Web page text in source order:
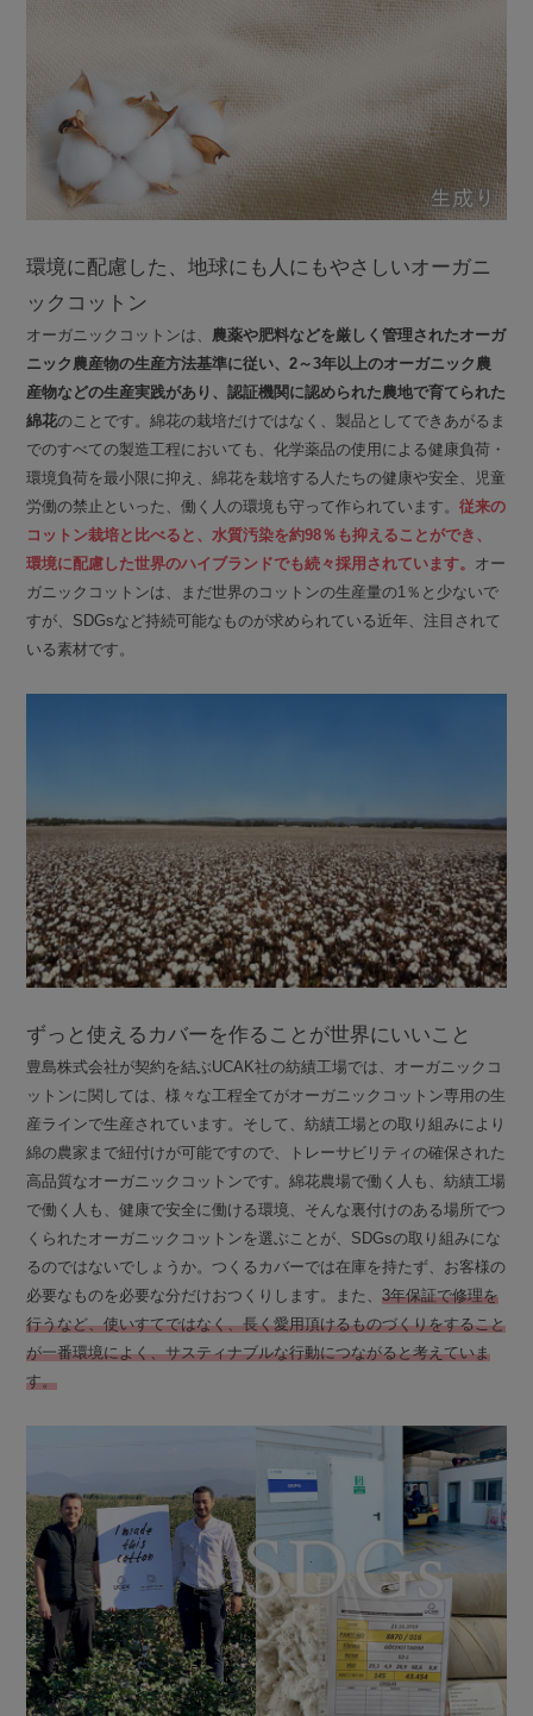
環境に配慮した、地球にも人にもやさしいオーガニ
ックコットン
オーガニックコットンは、 農薬や肥料などを厳しく管理されたオーガ
ニック農産物の生産方法基準に従い、2～3年以上のオーガニック農
産物などの生産実践があり、認証機関に認められた農地で育てられた
綿花のことです。綿花の栽培だけではなく、製品としてできあがるま
でのすべての製造工程においても、化学薬品の使用による健康負荷・
環境負荷を最小限に抑え、綿花を栽培する人たちの健康や安全、児童
労働の禁止といった、働く人の環境も守って作られています。従来の
コットン栽培と比べると、水質汚染を約98％も抑えることができ、
環境に配慮した世界のハイブランドでも続々採用されています。 オー
ガニックコットンは、まだ世界のコットンの生産量の1％と少ないで
すが、SDGsなど持続可能なものが求められている近年、注目されて
いる素材です。
ずっと使えるカバーを作ることが世界にいいこと
豊島株式会社が契約を結ぶUCAK社の紡績工場では、オーガニックコ
ットンに関しては、様々な工程全てがオーガニックコットン専用の生
産ラインで生産されています。そして、紡績工場との取り組みにより
綿の農家まで紐付けが可能ですので、トレーサビリティの確保された
高品質なオーガニックコットンです。綿花農場で働く人も、紡績工場
で働く人も、健康で安全に働ける環境、そんな裏付けのある場所でつ
くられたオーガニックコットンを選ぶことが、SDGsの取り組みにな
るのではないでしょうか。つくるカバーでは在庫を持たず、お客様の
必要なものを必要な分だけおつくりします。また、3年保証で修理を
行うなど、使いすてではなく、長く愛用頂けるものづくりをすること
が一番環境によく、サスティナブルな行動につながると考えていま
す。